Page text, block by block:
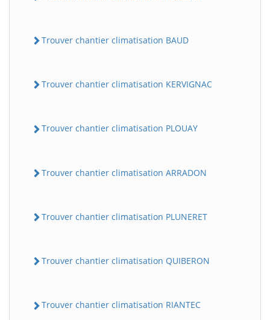
Trouver chantier climatisation BAUD
Trouver chantier climatisation KERVIGNAC
Trouver chantier climatisation PLOUAY
Trouver chantier climatisation ARRADON
Trouver chantier climatisation PLUNERET
Trouver chantier climatisation QUIBERON
Trouver chantier climatisation RIANTEC